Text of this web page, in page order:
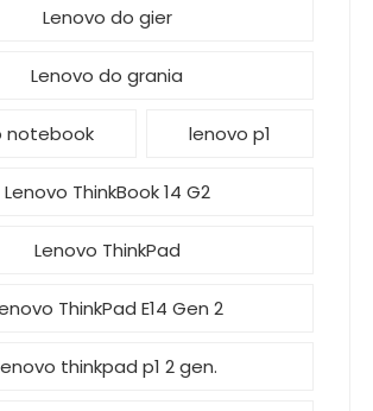
Lenovo do gier
Lenovo do grania
notebook lenovo p1
Lenovo ThinkBook 14 G2
Lenovo ThinkPad
ThinkPad E14 Gen 2
thinkpad p1 2 gen.